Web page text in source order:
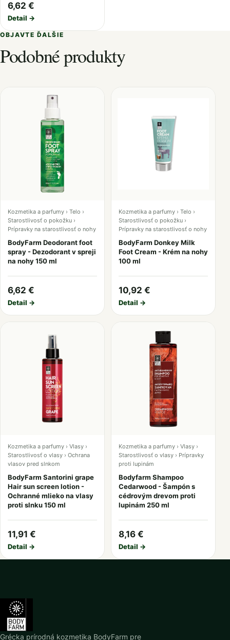
6,62 €
Detail →
OBJAVTE ĎALŠIE
Podobné produkty
Kozmetika a parfumy › Telo ›
Starostlivosť o pokožku ›
Prípravky na starostlivosť o nohy
BodyFarm Deodorant foot
spray - Dezodorant v spreji
na nohy 150 ml
6,62 €
Detail →
Kozmetika a parfumy › Telo ›
Starostlivosť o pokožku ›
Prípravky na starostlivosť o nohy
BodyFarm Donkey Milk
Foot Cream - Krém na nohy
100 ml
10,92 €
Detail →
Kozmetika a parfumy › Vlasy ›
Starostlivosť o vlasy › Ochrana
vlasov pred slnkom
BodyFarm Santorini grape
Hair sun screen lotion -
Ochranné mlieko na vlasy
proti slnku 150 ml
11,91 €
Detail →
Kozmetika a parfumy › Vlasy ›
Starostlivosť o vlasy › Prípravky
proti lupinám
Bodyfarm Shampoo
Cedarwood - Šampón s
cédrovým drevom proti
lupinám 250 ml
8,16 €
Detail →
Grécka prírodná kozmetika BodyFarm pre